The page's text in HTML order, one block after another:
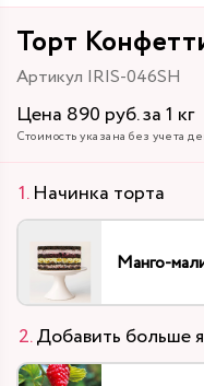
Торт
Артикул IRIS-046SH
Цена 890 руб. за 1 кг
Стоимость указана без учета
Начинка торта
Манго-
Добавить больше